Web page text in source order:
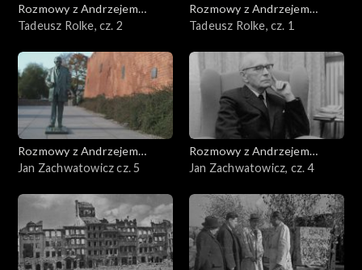
Rozmowy z Andrzejem
Doboszem
Tadeusz Rolke, cz. 2
Rozmowy z Andrzejem
Doboszem
Tadeusz Rolke, cz. 1
Rozmowy z Andrzejem
Doboszem
Jan Zachwatowicz cz. 5
Rozmowy z Andrzejem
Doboszem
Jan Zachwatowicz, cz. 4